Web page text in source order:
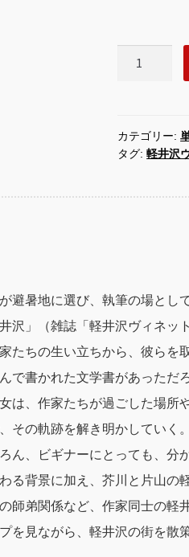
文
学
歩
ち
軽
井
沢
上
（送
料
込）
個
カテゴリー:
タグ:軽井沢
避暑地に選び、執筆の場とし
沢」（雑誌「軽井沢ヴィネッ
たちの生い立ちから、彼らを
で書かれた文学書があった
は、作家たちが過ごした場所
その軌跡を解き明かしていく。
ん、ビギナーにとっても、分
る背景に加え、芥川と片山の
師弟関係など、作家同士の軽
を見ながら、軽井沢の街を散